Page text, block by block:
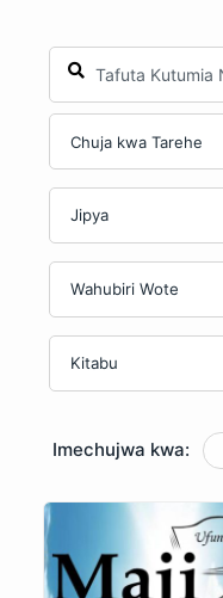
Imechujwa kwa: